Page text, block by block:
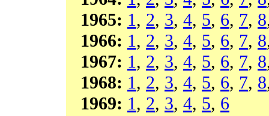
1965: 1, 2, 3, 4, 5, 6, 7, 8
1966: 1, 2, 3, 4, 5, 6, 7, 8
1967: 1, 2, 3, 4, 5, 6, 7, 8
1968: 1, 2, 3, 4, 5, 6, 7, 8
1969: 1, 2, 3, 4, 5, 6